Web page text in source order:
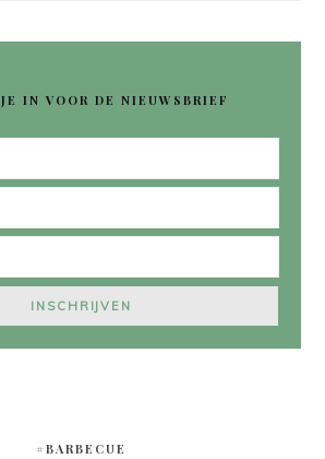
IN VOOR DE NIEUWSBRIEF
#BARBECUE